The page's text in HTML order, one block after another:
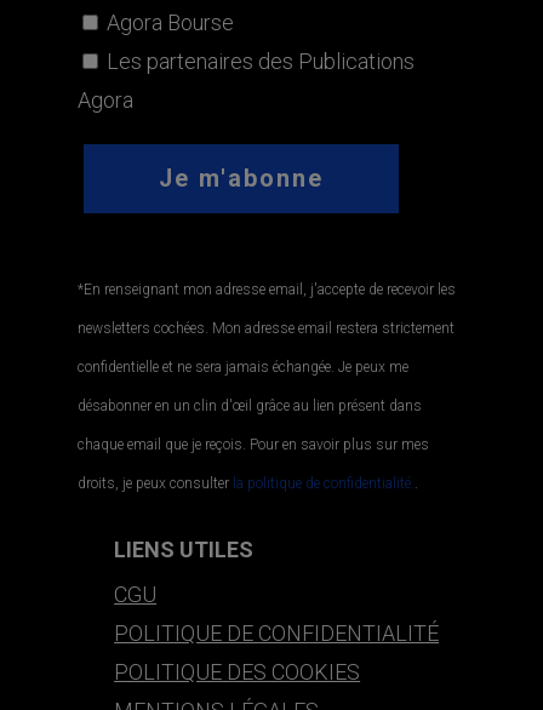
Agora Bourse
Les partenaires des Publications
Agora
*En renseignant mon adresse email, j'accepte de recevoir les
newsletters cochées. Mon adresse email restera strictement
confidentielle et ne sera jamais échangée. Je peux me
désabonner en un clin d'œil grâce au lien présent dans
chaque email que je reçois. Pour en savoir plus sur mes
droits, je peux consulter la politique de confidentialité..
LIENS UTILES
CGU
POLITIQUE DE CONFIDENTIALITÉ
POLITIQUE DES COOKIES